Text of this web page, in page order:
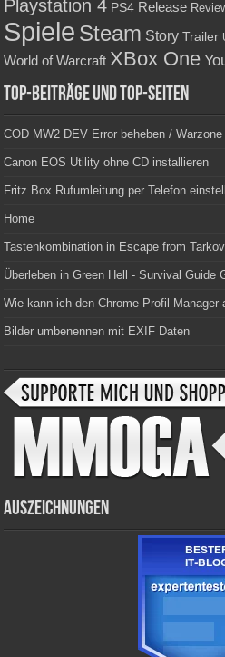
Playstation 4 PS4 Release
Spiele Steam Story Trailer
World of Warcraft XBox One
Top-Beiträge und Top-Seiten
COD MW2 DEV Error beheben /
Canon EOS Utility ohne CD installieren
Fritz Box Rufumleitung per Telefon
Home
Tastenkombination in Escape from Tarkov
Überleben in Green Hell - Survival Guide
Wie kann ich den Chrome Profil Manager
Bilder umbenennen mit EXIF Daten
Auszeichnungen